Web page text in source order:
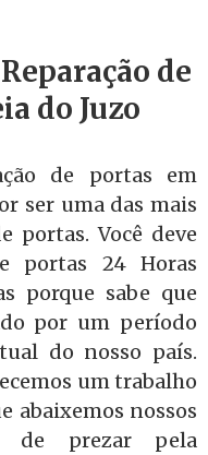
de
do Juzo
de portas em
ser uma das mais
portas. Você deve
portas 24 Horas
porque sabe que
por um período
do nosso país.
um trabalho
abaixemos nossos
de prezar pela